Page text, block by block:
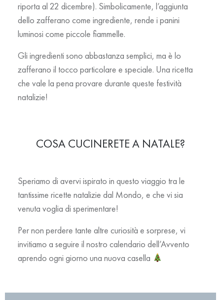
riporta al 22 dicembre). Simbolicamente, l’aggiunta
dello zafferano come ingrediente, rende i panini
luminosi come piccole fiammelle.
Gli ingredienti sono abbastanza semplici, ma è lo
zafferano il tocco particolare e speciale. Una ricetta
che vale la pena provare durante queste festività
natalizie!
COSA CUCINERETE A NATALE?
Speriamo di avervi ispirato in questo viaggio tra le
tantissime ricette natalizie dal Mondo, e che vi sia
venuta voglia di sperimentare!
Per non perdere tante altre curiosità e sorprese, vi
invitiamo a seguire il nostro calendario dell’Avvento
aprendo ogni giorno una nuova casella